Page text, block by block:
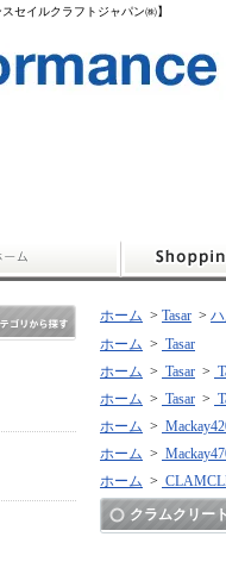
セイルクラフトジャパン㈱】
ホーム > Tasar >
ホーム > Tasar
ホーム > Tasar >
ホーム > Tasar >
ホーム >
ホーム >
ホーム >
クラムクリー